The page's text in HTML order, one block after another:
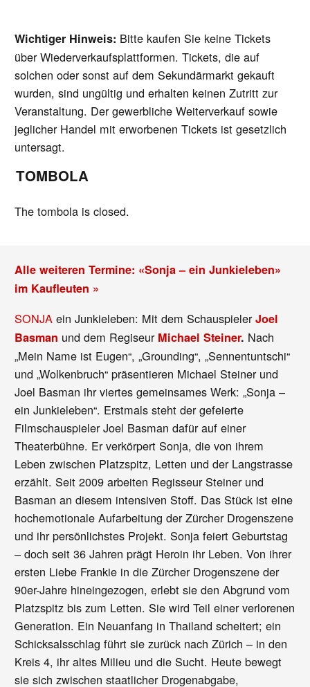
Wichtiger Hinweis: Bitte kaufen Sie keine Tickets
über Wiederverkaufsplattformen. Tickets, die auf
solchen oder sonst auf dem Sekundärmarkt gekauft
wurden, sind ungültig und erhalten keinen Zutritt zur
Veranstaltung. Der gewerbliche Weiterverkauf sowie
jeglicher Handel mit erworbenen Tickets ist gesetzlich
untersagt.
TOMBOLA
The tombola is closed.
Alle weiteren Termine: «Sonja – ein Junkieleben»
im Kaufleuten »
SONJA ein Junkieleben: Mit dem SchauspielerJoel
Basman und dem Regiseur Michael Steiner. Nach
„Mein Name ist Eugen“, „Grounding“, „Sennentuntschi“
und „Wolkenbruch“ präsentieren Michael Steiner und
Joel Basman ihr viertes gemeinsames Werk: „Sonja –
ein Junkieleben“. Erstmals steht der gefeierte
Filmschauspieler Joel Basman dafür auf einer
Theaterbühne. Er verkörpert Sonja, die von ihrem
Leben zwischen Platzspitz, Letten und der Langstrasse
erzählt. Seit 2009 arbeiten Regisseur Steiner und
Basman an diesem intensiven Stoff. Das Stück ist eine
hochemotionale Aufarbeitung der Zürcher Drogenszene
und ihr persönlichstes Projekt. Sonja feiert Geburtstag
– doch seit 36 Jahren prägt Heroin ihr Leben. Von ihrer
ersten Liebe Frankie in die Zürcher Drogenszene der
90er-Jahre hineingezogen, erlebt sie den Abgrund vom
Platzspitz bis zum Letten. Sie wird Teil einer verlorenen
Generation. Ein Neuanfang in Thailand scheitert; ein
Schicksalsschlag führt sie zurück nach Zürich – in den
Kreis 4, ihr altes Milieu und die Sucht. Heute bewegt
sie sich zwischen staatlicher Drogenabgabe,